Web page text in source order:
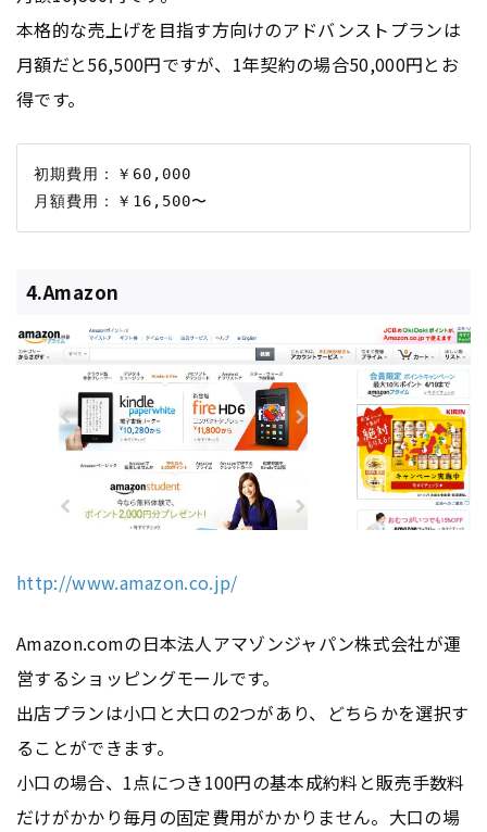
本格的な売上げを目指す方向けのアドバンストプランは
月額だと56,500円ですが、1年契約の場合50,000円とお
得です。
初期費用：￥60,000
4.Amazon
http://www.amazon.co.jp/
Amazon.comの日本法人アマゾンジャパン株式会社が運
営するショッピングモールです。
出店プランは小口と大口の2つがあり、どちらかを選択す
ることができます。
小口の場合、1点につき100円の基本成約料と販売手数料
だけがかかり毎月の固定費用がかかりません。大口の場